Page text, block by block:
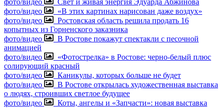
фото/видео
«В этих картинах нарисован даже воздух»
фото/видео
Ростовская область решила продать 16
копытных из Горненского заказника
фото/видео
В Ростове покажут спектакли с песочной
анимацией
фото/видео
«Фотострелка» в Ростове: черно-белый плюс
солирующий красный
фото/видео
Каникулы, которых больше не будет
фото/видео
В Ростове открылась художественная выставка
о людях, строивших светлое будущее
фото/видео
Коты, ангелы и «Запчасти»: новая выставка